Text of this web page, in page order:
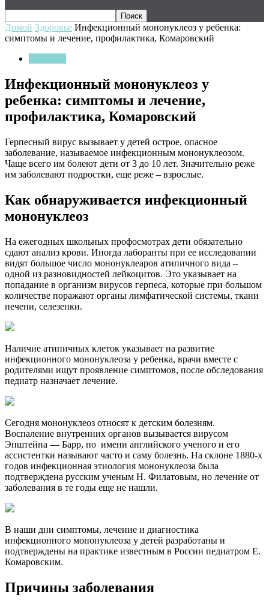
Домой Здоровье Инфекционный мононуклеоз у ребенка:
симптомы и лечение, профилактика, Комаровский
Инфекционный мононуклеоз у
ребенка: симптомы и лечение,
профилактика, Комаровский
Герпесный вирус вызывает у детей острое, опасное
заболевание, называемое инфекционным мононуклеозом.
Чаще всего им болеют дети от 3 до 10 лет. Значительно реже
им заболевают подростки, еще реже – взрослые.
Как обнаруживается инфекционный
мононуклеоз
На ежегодных школьных профосмотрах дети обязательно
сдают анализ крови. Иногда лаборанты при ее исследовании
видят большое число мононуклеаров атипичного вида –
одной из разновидностей лейкоцитов. Это указывает на
попадание в организм вирусов герпеса, которые при большом
количестве поражают органы лимфатической системы, ткани
печени, селезенки.
Наличие атипичных клеток указывает на развитие
инфекционного мононуклеоза у ребенка, врачи вместе с
родителями ищут проявление симптомов, после обследования
педиатр назначает лечение.
Сегодня мононуклеоз относят к детским болезням.
Воспаление внутренних органов вызывается вирусом
Эпштейна — Барр, по имени английского ученого и его
ассистентки называют часто и саму болезнь. На склоне 1880-х
годов инфекционная этиология мононуклеоза была
подтверждена русским ученым Н. Филатовым, но лечение от
заболевания в те годы еще не нашли.
В наши дни симптомы, лечение и диагностика
инфекционного мононуклеоза у детей разработаны и
подтверждены на практике известным в России педиатром Е.
Комаровским.
Причины заболевания